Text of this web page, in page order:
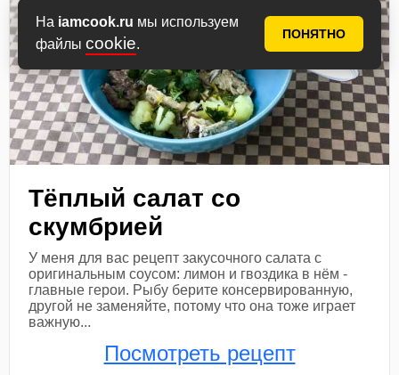
На iamcook.ru мы используем
файлы cookie.
ПОНЯТНО
Тёплый салат со
скумбрией
У меня для вас рецепт закусочного салата с
оригинальным соусом: лимон и гвоздика в нём -
главные герои. Рыбу берите консервированную,
другой не заменяйте, потому что она тоже играет
важную...
Посмотреть рецепт